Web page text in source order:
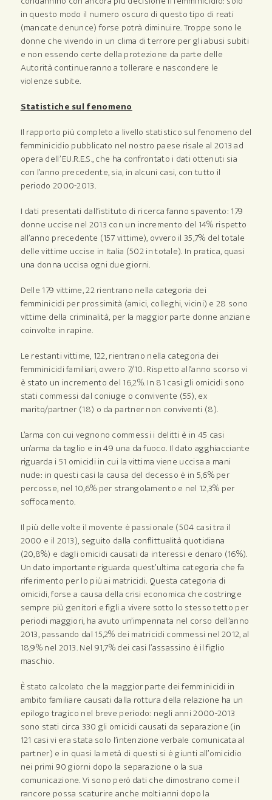
in questo modo il numero oscuro di questo tipo di reati
(mancate denunce) forse potrà diminuire. Troppe sono le
donne che vivendo in un clima di terrore per gli abusi subiti
e non essendo certe della protezione da parte delle
Autorità continueranno a tollerare e nascondere le
violenze subite.
Statistiche sul fenomeno
Il rapporto più completo a livello statistico sul fenomeno del
femminicidio pubblicato nel nostro paese risale al 2013 ad
opera dell’ EU.R.E.S., che ha confrontato i dati ottenuti sia
con l’anno precedente, sia, in alcuni casi, con tutto il
periodo 2000-2013.
I dati presentati dall’istituto di ricerca fanno spavento: 179
donne uccise nel 2013 con un incremento del 14% rispetto
all’anno precedente (157 vittime), ovvero il 35,7% del totale
delle vittime uccise in Italia (502 in totale). In pratica, quasi
una donna uccisa ogni due giorni.
Delle 179 vittime, 22 rientrano nella categoria dei
femminicidi per prossimità (amici, colleghi, vicini) e 28 sono
vittime della criminalità, per la maggior parte donne anziane
coinvolte in rapine.
Le restanti vittime, 122, rientrano nella categoria dei
femminicidi familiari, ovvero 7/10. Rispetto all’anno scorso vi
è stato un incremento del 16,2%. In 81 casi gli omicidi sono
stati commessi dal coniuge o convivente (55), ex
marito/partner (18) o da partner non conviventi (8).
L’arma con cui vegnono commessi i delitti è in 45 casi
un’arma da taglio e in 49 una da fuoco. Il dato agghiacciante
riguarda i 51 omicidi in cui la vittima viene uccisa a mani
nude: in questi casi la causa del decesso è in 5,6% per
percosse, nel 10,6% per strangolamento e nel 12,3% per
soffocamento.
Il più delle volte il movente è passionale (504 casi tra il
2000 e il 2013), seguito dalla conflittualità quotidiana
(20,8%) e dagli omicidi causati da interessi e denaro (16%).
Un dato importante riguarda quest’ultima categoria che fa
riferimento per lo più ai matricidi. Questa categoria di
omicidi, forse a causa della crisi economica che costringe
sempre più genitori e figli a vivere sotto lo stesso tetto per
periodi maggiori, ha avuto un’impennata nel corso dell’anno
2013, passando dal 15,2% dei matricidi commessi nel 2012, al
18,9% nel 2013. Nel 91,7% dei casi l’assassino è il figlio
maschio.
È stato calcolato che la maggior parte dei femminicidi in
ambito familiare causati dalla rottura della relazione ha un
epilogo tragico nel breve periodo: negli anni 2000-2013
sono stati circa 330 gli omicidi causati da separazione (in
121 casi vi era stata solo l’intenzione verbale comunicata al
partner) e in quasi la metà di questi si è giunti all’omicidio
nei primi 90 giorni dopo la separazione o la sua
comunicazione. Vi sono però dati che dimostrano come il
rancore possa scaturire anche molti anni dopo la